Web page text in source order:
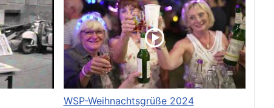
WSP-Weihnachtsgrüße 2024